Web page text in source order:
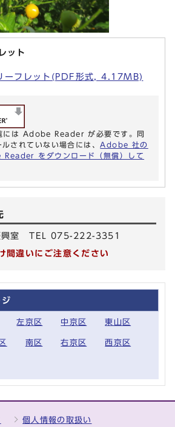
ット
ーフレット(PDF形式, 4.17MB)
には Adobe Reader が必要です。同
されていない場合には、 Adobe 社の
をダウンロード（無償）して
興室 TEL 075-222-3351
間違いにご注意ください
左京区 中京区 東山区
南区 右京区 西京区
個人情報の取扱い